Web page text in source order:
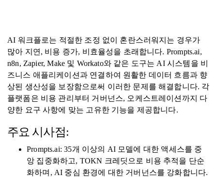
AI 워크플로는 적절한 조정 없이 혼란스러워지는 경우가
많아 지연, 비용 증가, 비효율성을 초래합니다. Prompts.ai,
n8n, Zapier, Make 및 Workato와 같은 도구는 AI 시스템을 비
즈니스 애플리케이션과 연결하여 원활한 데이터 흐름과 향
상된 생산성을 보장함으로써 이러한 문제를 해결합니다. 각
플랫폼은 비용 관리부터 거버넌스, 오케스트레이션까지 다
양한 요구 사항에 맞는 고유한 기능을 제공합니다.
주요 시사점:
Prompts.ai: 35개 이상의 AI 모델에 대한 액세스를 중
앙 집중화하고, TOKN 크레딧으로 비용 추적을 단순
화하며, AI 중심 환경에 대한 거버넌스를 강화합니다.